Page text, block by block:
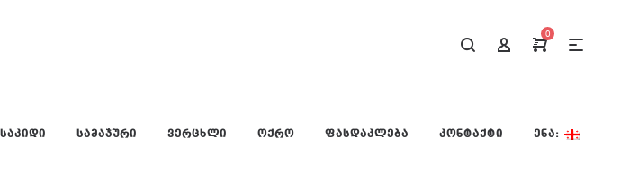
0
ᲡᲐᲛᲐᲯᲣᲠᲘ ᲕᲔᲠᲪᲮᲚᲘ ᲝᲥᲠᲝ ᲤᲐᲡᲓᲐᲙᲚᲔᲑᲐ ᲙᲝᲜᲢᲐᲥᲢᲘ ᲔᲜᲐ: